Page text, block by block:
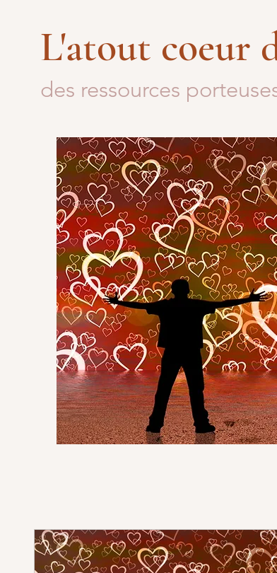
L'atout coeur
des ressources